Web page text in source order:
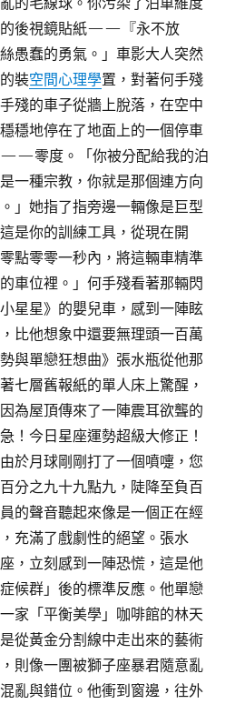
的後視鏡貼紙——『永不放
愚蠢的勇氣。」車影大人突然
裝空間心理學置，對著何手殘
殘的車子從牆上脫落，在空中
穩地停在了地面上的一個停車
——零度。「你被分配給我的泊
一種宗教，你就是那個連方向
」她指了指旁邊一輛像是巨型
是你的訓練工具，從現在開
點零零一秒內，將這輛車精準
車位裡。」何手殘看著那輛閃
星星》的嬰兒車，感到一陣眩
比他想象中還要無理頭一百萬
與單戀狂想曲》張水瓶從他那
七層舊報紙的單人床上驚醒，
為屋頂傳來了一陣震耳欲聾的
！今日星座運勢超級大修正！
於月球剛剛打了一個噴嚏，您
分之九十九點九，陡降至負百
的聲音聽起來像是一個正在經
充滿了戲劇性的絕望。張水
，立刻感到一陣恐慌，這是他
候群」後的標準反應。他單戀
家「平衡美學」咖啡館的林天
從黃金分割線中走出來的藝術
則像一團被獅子座暴君隨意亂
亂與錯位。他衝到窗邊，往外